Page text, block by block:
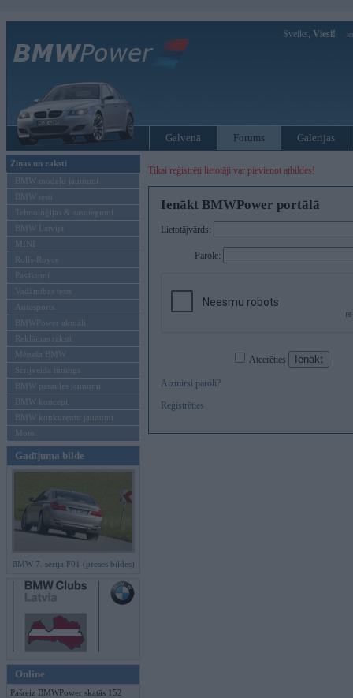
Sveiks, Viesi!
Galvenā Forums Galerijas
Ziņas un raksti
BMW modeļu jaunumi
BMW testi
Tehnoloģijas & sasniegumi
BMW Latvijā
MINI
Rolls-Royce
Pasākumi
Vadāmības tests
Autosports
BMWPower aktuāli
Reklāmas raksti
Mēneša BMW
Sērijveida tūnings
BMW pasaules jaunumi
BMW koncepti
BMW konkurentu jaunumi
Moto
Gadījuma bilde
BMW 7. sērija F01 (preses bildes)
Online
Pašreiz BMWPower skatās 152
Tikai reģistrēti lietotāji var pievienot atbildes!
Ienākt BMWPower portālā
Lietotājvārds:
Parole:
Atcerēties
Aizmirsi paroli?
Reģistrēties